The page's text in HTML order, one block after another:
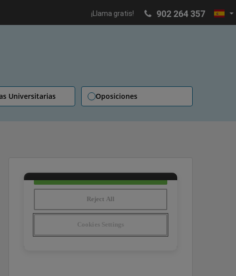
¡Llama gratis! 902 264 357
Universitarias Oposiciones